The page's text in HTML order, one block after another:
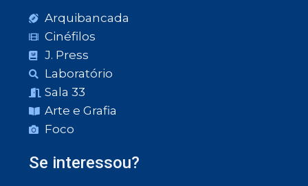
Arquibancada
Cinéfilos
J. Press
Laboratório
Sala 33
Arte e Grafia
Foco
Se interessou?